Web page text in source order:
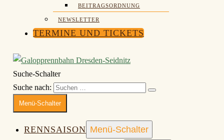
BEITRAGSORDNUNG
NEWSLETTER
TERMINE UND TICKETS
Suche-Schalter
Suche nach:
Menü-Schalter
RENNSAISON Menü-Schalter